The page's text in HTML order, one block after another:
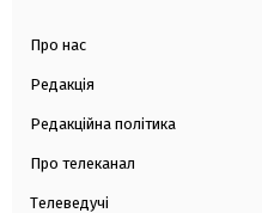
Про нас
Редакція
Редакційна політика
Про телеканал
Телеведучі